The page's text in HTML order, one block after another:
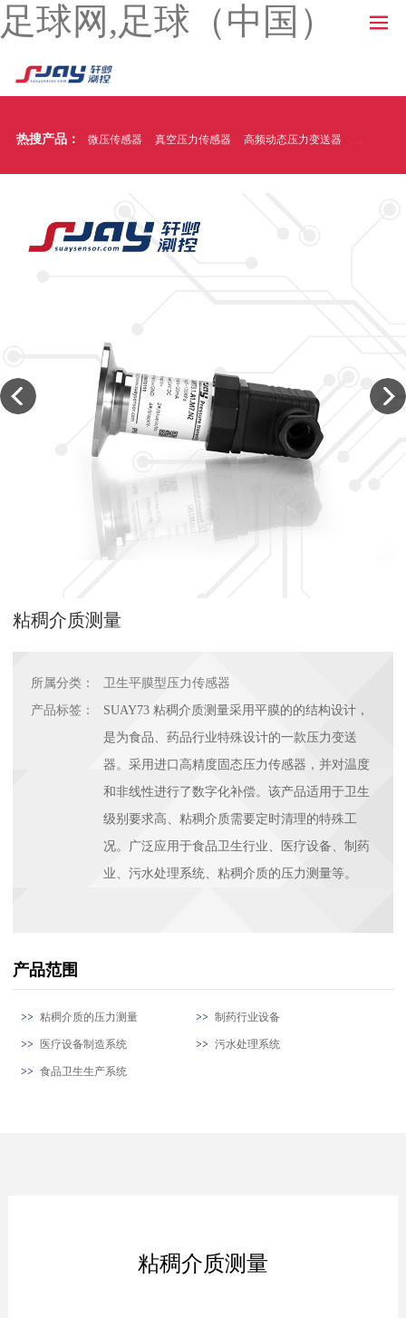
足球网,足球（中国）
热搜产品： 微压传感器 真空压力传感器 高频动态压力变送器 温压一体
粘稠介质测量
所属分类：
卫生平膜型压力传感器
产品标签：
SUAY73 粘稠介质测量采用平膜的的结构设计，
是为食品、药品行业特殊设计的一款压力变送
器。采用进口高精度固态压力传感器，并对温度
和非线性进行了数字化补偿。该产品适用于卫生
级别要求高、粘稠介质需要定时清理的特殊工
况。广泛应用于食品卫生行业、医疗设备、制药
业、污水处理系统、粘稠介质的压力测量等。
产品范围
粘稠介质的压力测量 制药行业设备
医疗设备制造系统 污水处理系统
食品卫生生产系统
粘稠介质测量